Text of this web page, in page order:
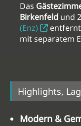
Das
Birkenfeld und
(Enz)
mit separatem
Highlights,
Modern &